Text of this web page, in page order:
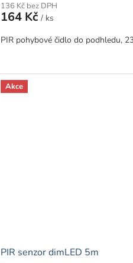
136 Kč bez DPH
164 Kč / ks
PIR pohybové čidlo do podhledu,
Akce
PIR senzor dimLED 5m